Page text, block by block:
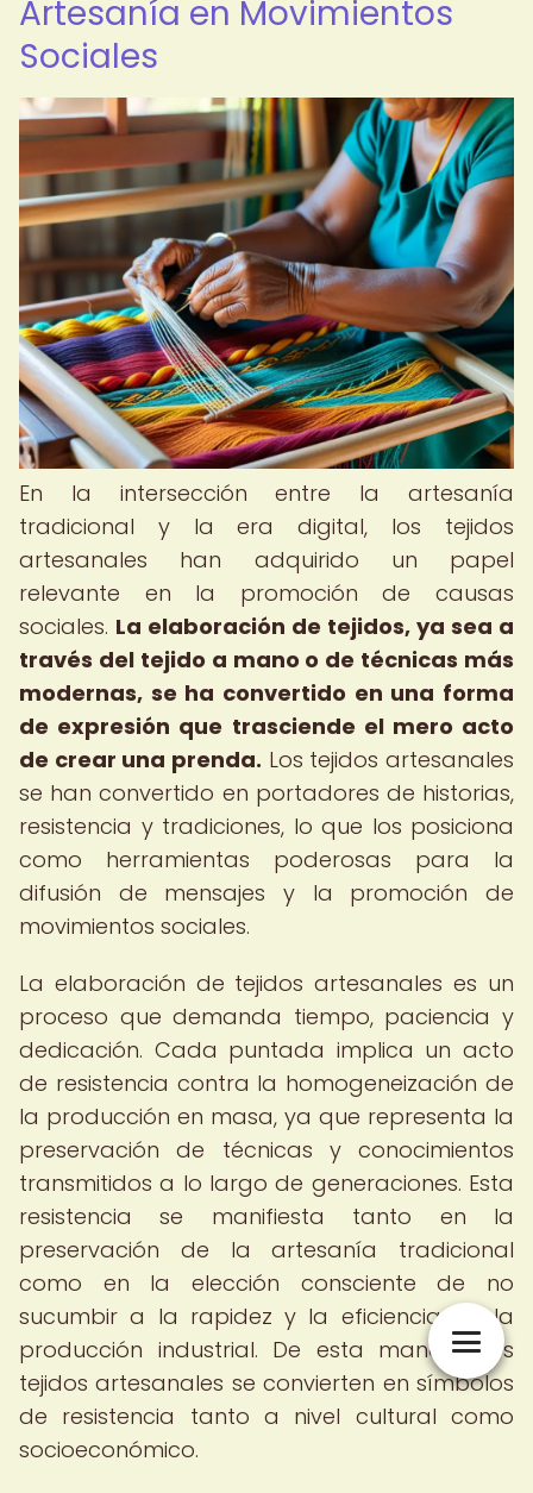
Artesanía en Movimientos
Sociales
En la intersección entre la artesanía
tradicional y la era digital, los tejidos
artesanales han adquirido un papel
relevante en la promoción de causas
sociales. La elaboración de tejidos, ya sea a
través del tejido a mano o de técnicas más
modernas, se ha convertido en una forma
de expresión que trasciende el mero acto
de crear una prenda. Los tejidos artesanales
se han convertido en portadores de historias,
resistencia y tradiciones, lo que los posiciona
como herramientas poderosas para la
difusión de mensajes y la promoción de
movimientos sociales.
La elaboración de tejidos artesanales es un
proceso que demanda tiempo, paciencia y
dedicación. Cada puntada implica un acto
de resistencia contra la homogeneización de
la producción en masa, ya que representa la
preservación de técnicas y conocimientos
transmitidos a lo largo de generaciones. Esta
resistencia se manifiesta tanto en la
preservación de la artesanía tradicional
como en la elección consciente de no
sucumbir a la rapidez y la eficiencia de la
producción industrial. De esta manera, los
tejidos artesanales se convierten en símbolos
de resistencia tanto a nivel cultural como
socioeconómico.